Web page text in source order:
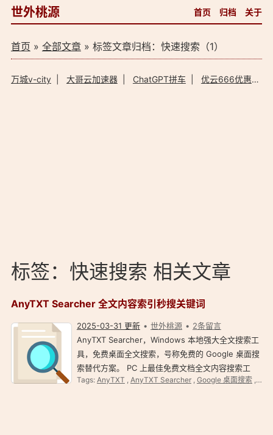
世外桃源 首页 归档 关于
首页 » 全部文章» 标签文章归档：快速搜索（1）
万城v-city| 大哥云加速器| ChatGPT拼车| 优云666优惠码
标签：快速搜索 相关文章
AnyTXT Searcher 全文内容索引秒搜关键词
2025-03-31 更新 世外桃源
2条留言
AnyTXT Searcher，Windows 本地强大全文搜索工
具，免费桌面全文搜索，号称免费的 Google 桌面搜
索替代方案。 PC 上最佳免费文档全文内容搜索工
具。 AnyTXT Searcher 本地全文搜索神器 简介
Tags: AnyTXT , AnyTXT Searcher, Google 桌面搜索, 免